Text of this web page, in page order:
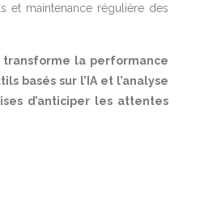
et maintenance régulière des
transforme la performance
basés sur l’IA et l’analyse
d’anticiper les attentes